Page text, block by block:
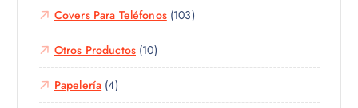
Covers Para Teléfonos(103)
Otros Productos(10)
Papelería (4)